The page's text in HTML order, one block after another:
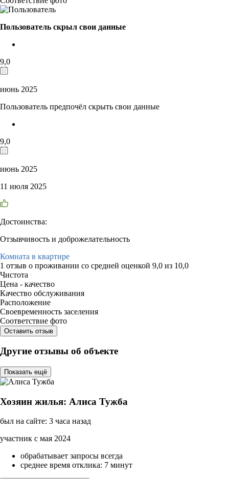
Пользователь скрыл свои данные
9,0
июнь 2025
Пользователь предпочёл скрыть свои данные
9,0
июнь 2025
11 июля 2025
Достоинства:
Отзывчивость и доброжелательность
Комната в квартире
1 отзыв о проживании со средней оценкой 9,0 из 10,0
Чистота
Цена - качество
Качество обслуживания
Расположение
Своевременность заселения
Соответствие фото
Оставить отзыв
Другие отзывы об объекте
Показать ещё
Хозяин жилья: Алиса Тужба
был на сайте: 3 часа назад
участник с мая 2024
обрабатывает запросы всегда
среднее время отклика: 7 минут